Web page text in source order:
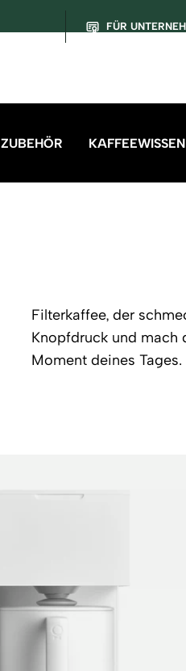
FÜR
ZUBEHÖR KAFFEEWISSEN
Filterkaffee, der
Knopfdruck und mach
Moment deines Tages.